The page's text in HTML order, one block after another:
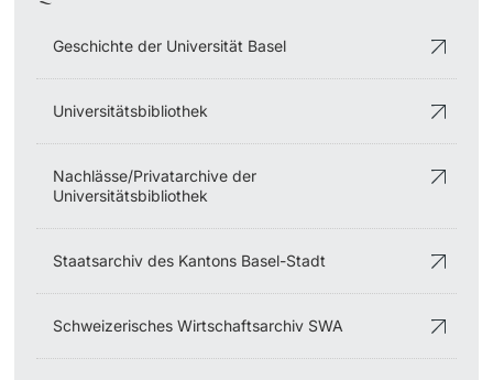
Geschichte der Universität Basel
Universitätsbibliothek
Nachlässe/Privatarchive der
Universitätsbibliothek
Staatsarchiv des Kantons Basel-Stadt
Schweizerisches Wirtschaftsarchiv SWA